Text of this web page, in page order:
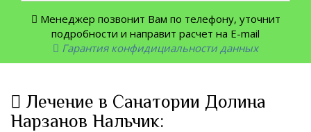
Менеджер позвонит Вам по телефону, уточнит
подробности и направит расчет на E-mail
Гарантия конфидициальности данных
Лечение в Санатории Долина
Нарзанов Нальчик: